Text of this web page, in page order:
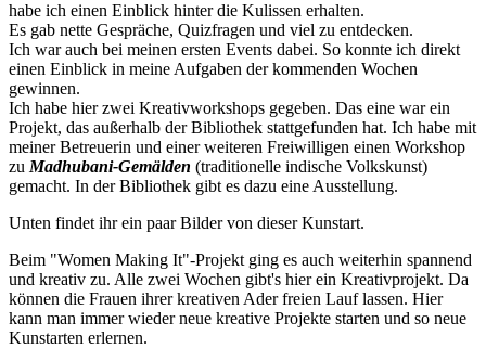
habe ich einen Einblick hinter die Kulissen erhalten.
Es gab nette Gespräche, Quizfragen und viel zu entdecken.
Ich war auch bei meinen ersten Events dabei. So konnte ich direkt
einen Einblick in meine Aufgaben der kommenden Wochen
gewinnen.
Ich habe hier zwei Kreativworkshops gegeben. Das eine war ein
Projekt, das außerhalb der Bibliothek stattgefunden hat. Ich habe mit
meiner Betreuerin und einer weiteren Freiwilligen einen Workshop
zu Madhubani-Gemälden (traditionelle indische Volkskunst)
gemacht. In der Bibliothek gibt es dazu eine Ausstellung.
Unten findet ihr ein paar Bilder von dieser Kunstart.
Beim "Women Making It"-Projekt ging es auch weiterhin spannend
und kreativ zu. Alle zwei Wochen gibt's hier ein Kreativprojekt. Da
können die Frauen ihrer kreativen Ader freien Lauf lassen. Hier
kann man immer wieder neue kreative Projekte starten und so neue
Kunstarten erlernen.